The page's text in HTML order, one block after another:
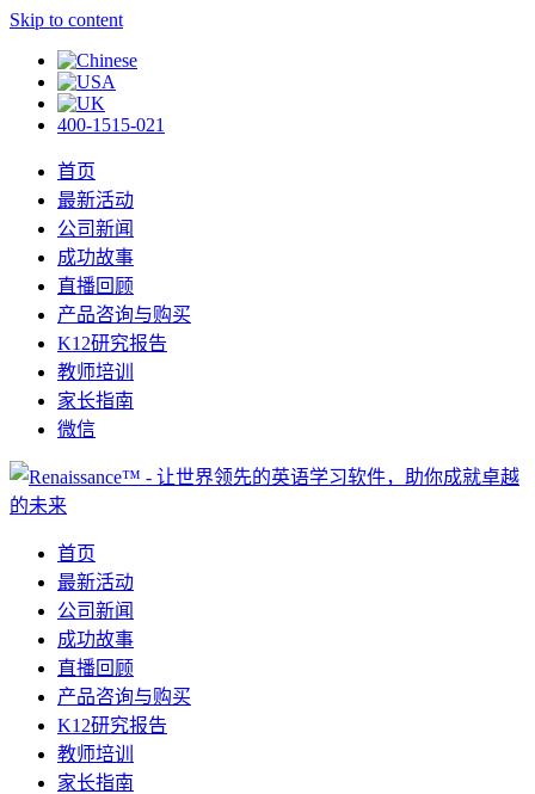
Skip to content
400-1515-021
首页
最新活动
公司新闻
成功故事
直播回顾
产品咨询与购买
K12研究报告
教师培训
家长指南
微信
首页
最新活动
公司新闻
成功故事
直播回顾
产品咨询与购买
K12研究报告
教师培训
家长指南